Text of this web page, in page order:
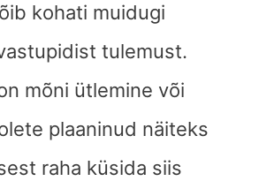
kohati muidugi
tulemust.
mõni ütlemine või
plaaninud näiteks
raha küsida siis